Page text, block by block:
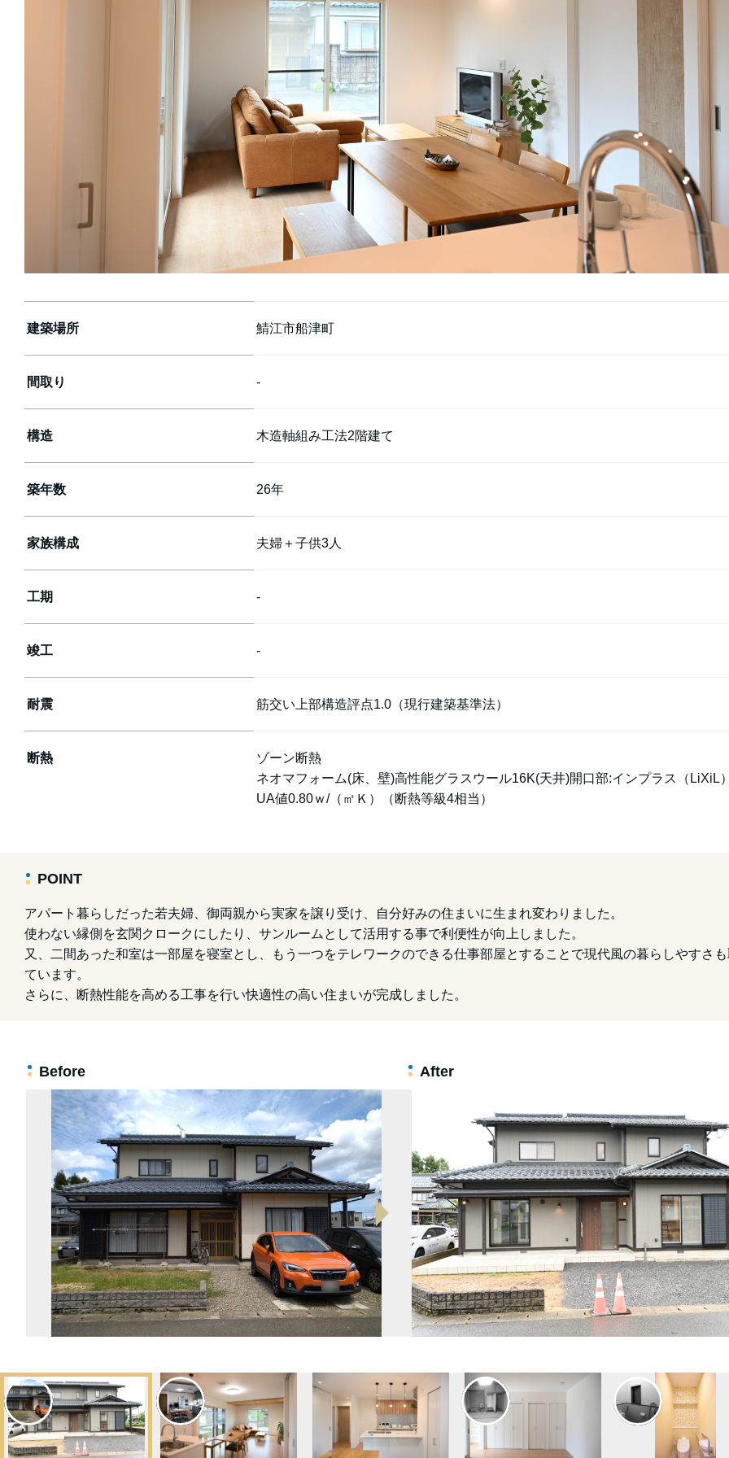
建築場所 鯖江市船津町
間取り -
構造 木造軸組み工法2階建て
築年数 26年
家族構成 夫婦＋子供3人
工期 -
竣工 -
耐震 筋交い上部構造評点1.0（現行建築基準法）
断熱
ゾーン断熱
ネオマフォーム(床、壁)高性能グラスウール16K(天井)開口部:インプラス（LiXiL）
UA値0.80ｗ/（㎡Ｋ）（断熱等級4相当）
POINT
アパート暮らしだった若夫婦、御両親から実家を譲り受け、自分好みの住まいに生まれ変わりました。
使わない縁側を玄関クロークにしたり、サンルームとして活用する事で利便性が向上しました。
又、二間あった和室は一部屋を寝室とし、もう一つをテレワークのできる仕事部屋とすることで現代風の暮らしやすさ
ています。
さらに、断熱性能を高める工事を行い快適性の高い住まいが完成しました。
Before After